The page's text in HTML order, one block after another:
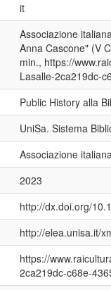
it
Associazione
Anna Cascone" (V
min., https://
Lasalle-2ca219dc-
Public History alla
UniSa. Sistema
Associazione
2023
http://dx.doi.org/
http://elea.unisa.it/
https://
2ca219dc-c68e-